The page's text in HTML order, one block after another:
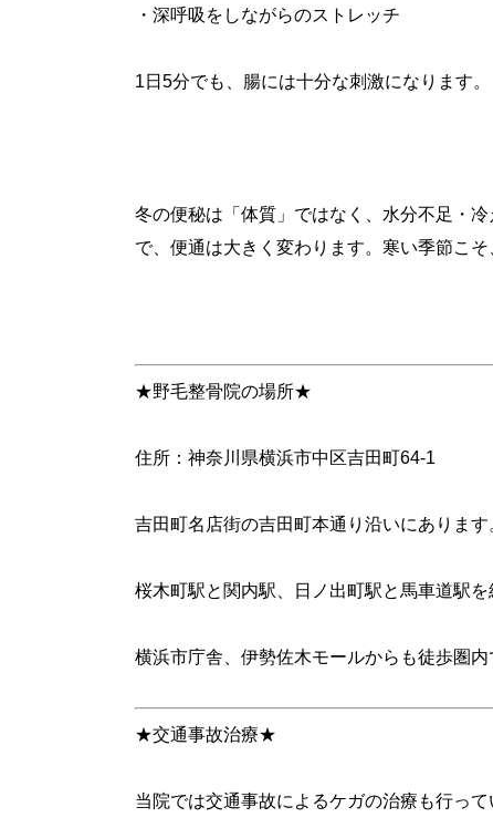
・深呼吸をしながらのストレッチ
1日5分でも、腸には十分な刺激になります。
冬の便秘は「体質」ではなく、水分不足・
で、便通は大きく変わります。寒い季節こ
★野毛整骨院の場所★
住所：神奈川県横浜市中区吉田町64-1
吉田町名店街の吉田町本通り沿いにありま
桜木町駅と関内駅、日ノ出町駅と馬車道駅
横浜市庁舎、伊勢佐木モールからも徒歩圏内
★交通事故治療★
当院では交通事故によるケガの治療も行って